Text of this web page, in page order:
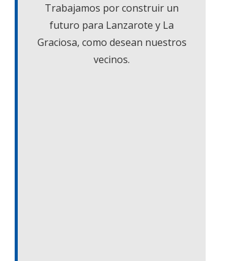
Trabajamos por construir un
futuro para Lanzarote y La
Graciosa, como desean nuestros
vecinos.